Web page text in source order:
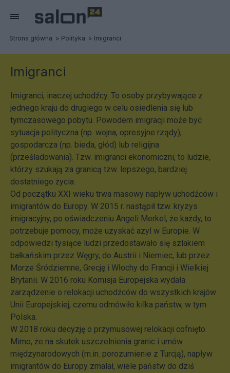
Strona główna Polityka Imigranci
Imigranci
Imigranci, inaczej uchodźcy. To osoby przybywające z
jednego kraju do drugiego w celu osiedlenia się lub
tymczasowego pobytu. Powodem imigracji może być
sytuacja polityczna (np. wojna, opresyjne rządy),
gospodarcza (np. bieda, głód) lub religijna
(prześladowania). Tzw. imigranci ekonomiczni, to ludzie,
którzy szukają za granicą tzw. lepszego, bardziej
dostatniego życia.
Od początku XXI wieku trwa masowy napływ uchodźców i
imigrantów do Europy. W 2015 r. nastąpił tzw. kryzys
imigracyjny, po oświadczeniu Angeli Merkel, że każdy, to
potrzebuje pomocy, może uzyskać azyl w Europie. W
odpowiedzi tysiące ludzi przedostawało się szlakiem
bałkańskim przez Węgry, do Austrii i Niemiec, lub przez
Morze Śródziemne, Grecję i Włochy do Francji i Wielkiej
Brytanii. W 2016 roku Komisja Europejska wydała
zarządzenie o relokacji uchodźców do wszystkich krajów
Unii Europejskiej, czemu odmówiło kilka państw, w tym
Polska.
W 2018 roku decyzję o przymusowej relokacji cofnięto.
Mimo, że na skutek uszczelnienia granic i umów
międzynarodowych (m.in. porozumienie z Turcją), napływ
imigrantów do Europy zmalał, wiele państw do dziś